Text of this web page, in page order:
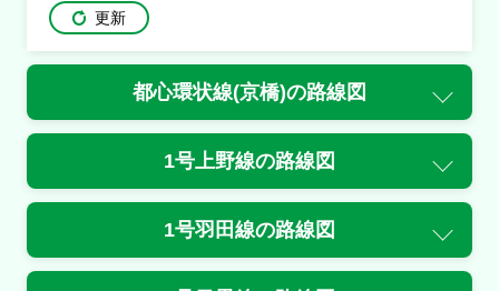
通行止
天現寺出口付近
一ノ橋ＪＣＴ付近→天現寺付近
内容
原因
更新
都心環状線(京橋)の路線図
1号上野線の路線図
1号羽田線の路線図